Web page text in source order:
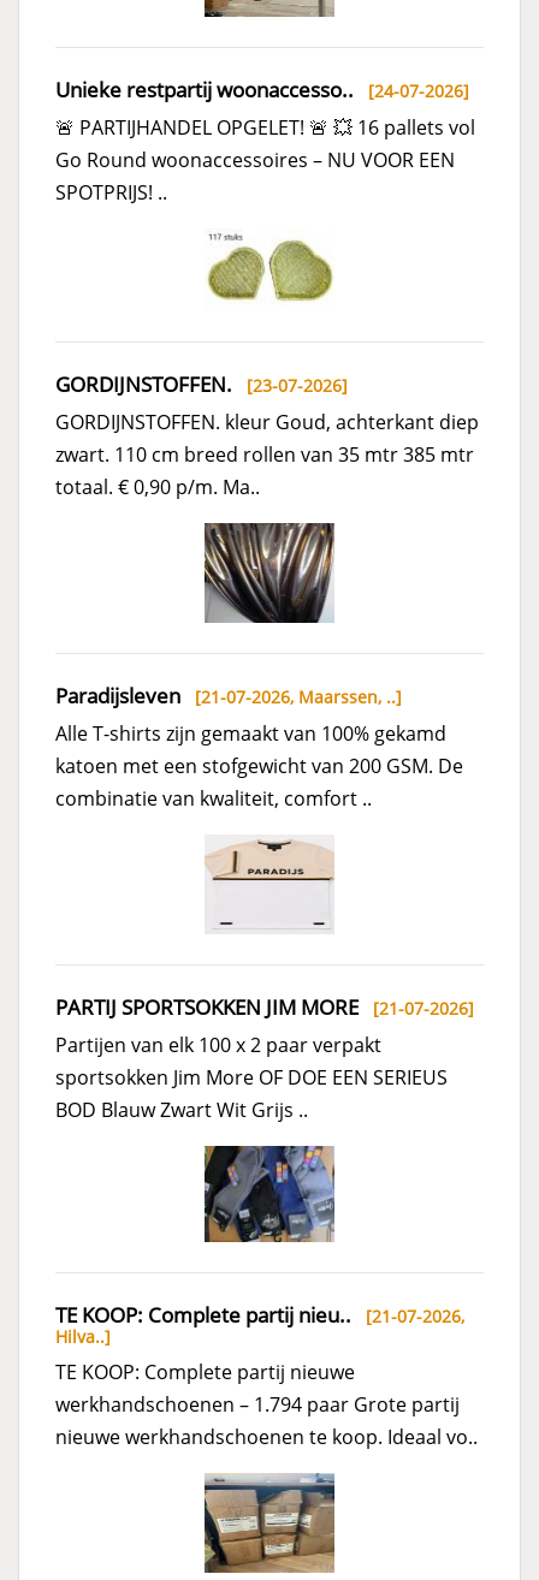
Unieke restpartij woonaccesso.. [24-07-2026]
🚨 PARTIJHANDEL OPGELET! 🚨 💥 16 pallets vol
Go Round woonaccessoires – NU VOOR EEN
SPOTPRIJS! ..
GORDIJNSTOFFEN. [23-07-2026]
GORDIJNSTOFFEN. kleur Goud, achterkant diep
zwart. 110 cm breed rollen van 35 mtr 385 mtr
totaal. € 0,90 p/m. Ma..
Paradijsleven [21-07-2026, Maarssen, ..]
Alle T-shirts zijn gemaakt van 100% gekamd
katoen met een stofgewicht van 200 GSM. De
combinatie van kwaliteit, comfort ..
PARTIJ SPORTSOKKEN JIM MORE[21-07-2026]
Partijen van elk 100 x 2 paar verpakt
sportsokken Jim More OF DOE EEN SERIEUS
BOD Blauw Zwart Wit Grijs ..
TE KOOP: Complete partij nieu.. [21-07-2026,
Hilva..]
TE KOOP: Complete partij nieuwe
werkhandschoenen – 1.794 paar Grote partij
nieuwe werkhandschoenen te koop. Ideaal vo..